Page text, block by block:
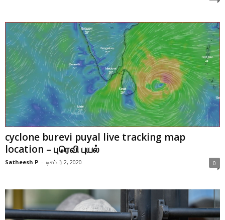
cyclone burevi puyal live tracking map
location – புரெவி புயல்
Satheesh P - டிசம்பர் 2, 2020 0